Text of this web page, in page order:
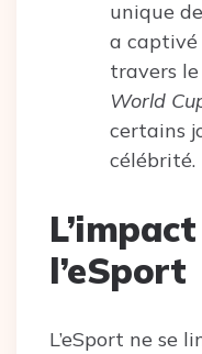
unique
a captivé
travers le
World
certains
célébrité.
l’eSport
L’eSport ne se